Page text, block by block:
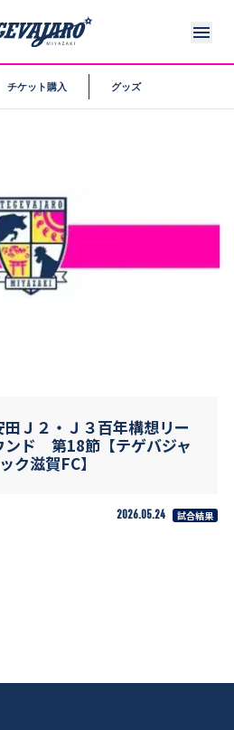
チケット購入 グッズ
田Ｊ２・Ｊ３百年構想リー
ド 第18節【テゲバジャ
ク滋賀FC】
2026.05.24 試合結果